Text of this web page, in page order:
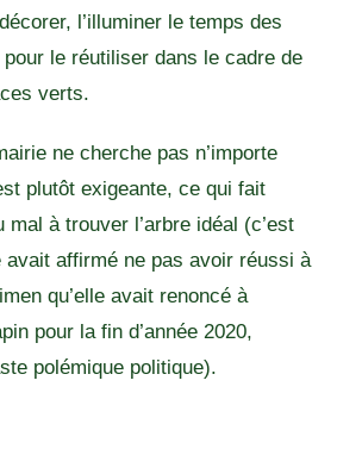
l’illuminer le temps des
le réutiliser dans le cadre de
verts.
ne cherche pas n’importe
plutôt exigeante, ce qui fait
mal à trouver l’arbre idéal (c’est
avait affirmé ne pas avoir réussi à
qu’elle avait renoncé à
pour la fin d’année 2020,
polémique politique).